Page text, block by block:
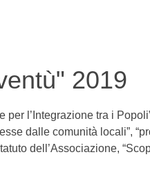
2019
per l’Integrazione tra i
dalle comunità locali”,
dell’Associazione,